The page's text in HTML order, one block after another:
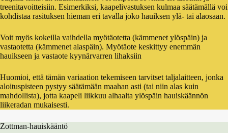
treenitavoitteisiin. Esimerkiksi, kaapelivastuksen kulmaa säätämällä voi
kohdistaa rasituksen hieman eri tavalla joko hauiksen ylä- tai alaosaan.
Voit myös kokeilla vaihdella myötäotetta (kämmenet ylöspäin) ja
vastaotetta (kämmenet alaspäin). Myötäote keskittyy enemmän
hauikseen ja vastaote kyynärvarren lihaksiin
Huomioi, että tämän variaation tekemiseen tarvitset taljalaitteen, jonka
aloituspisteen pystyy säätämään maahan asti (tai niin alas kuin
mahdollista), jotta kaapeli liikkuu alhaalta ylöspäin hauiskäännön
liikeradan mukaisesti.
Zottman-hauiskääntö